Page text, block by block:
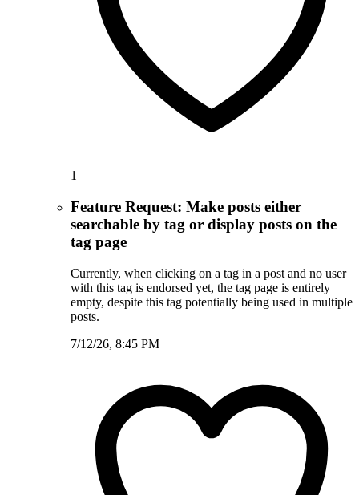
1
Feature Request: Make posts either
searchable by tag or display posts on the
tag page
Currently, when clicking on a tag in a post and no user
with this tag is endorsed yet, the tag page is entirely
empty, despite this tag potentially being used in multiple
posts.
7/12/26, 8:45 PM